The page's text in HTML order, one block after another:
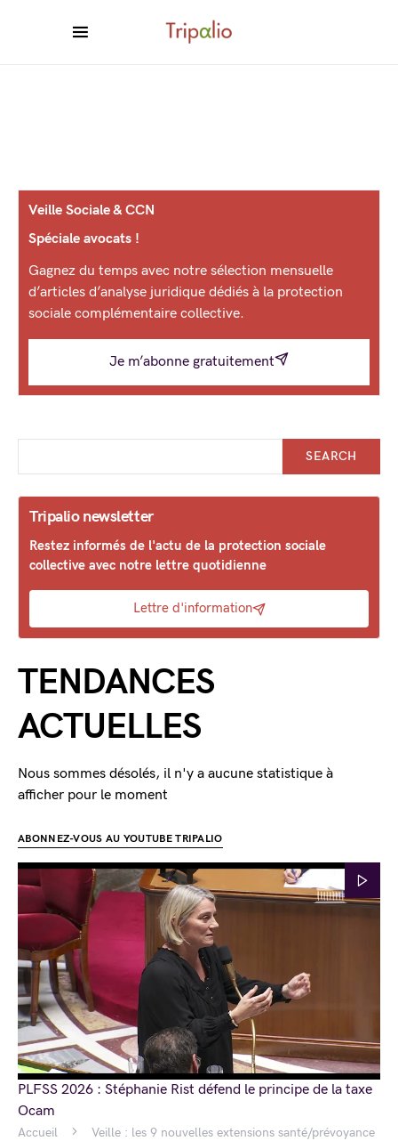
Accueil
Veille : les 9 nouvelles extensions santé/prévoyance
Veille Sociale & CCN
Spéciale avocats !
Gagnez du temps avec notre sélection mensuelle
d’articles d’analyse juridique dédiés à la protection
sociale complémentaire collective.
Je m’abonne gratuitement
SEARCH
Tripalio newsletter
Restez informés de l'actu de la protection sociale
collective avec notre lettre quotidienne
Lettre d'information
TENDANCES
ACTUELLES
Nous sommes désolés, il n'y a aucune statistique à
afficher pour le moment
ABONNEZ-VOUS AU YOUTUBE TRIPALIO
PLFSS 2026 : Stéphanie Rist défend le principe de la taxe
Ocam